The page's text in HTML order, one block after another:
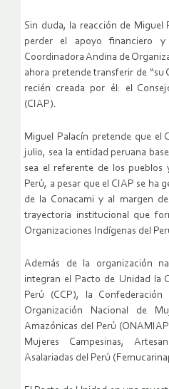
Sin duda, la reacción de Miguel
perder el apoyo financiero
Coordinadora Andina de
ahora pretende transferir de “su
recién creada por él: el
(CIAP).
Miguel Palacín pretende que el
julio, sea la entidad peruana
sea el referente de los pueblos
Perú, a pesar que el CIAP se ha
de la Conacami y al margen
trayectoria institucional que
Organizaciones Indígenas del
Además de la organización
integran el Pacto de Unidad la
Perú (CCP), la
Organización Nacional de
Amazónicas del Perú
Mujeres Campesinas,
Asalariadas del Perú